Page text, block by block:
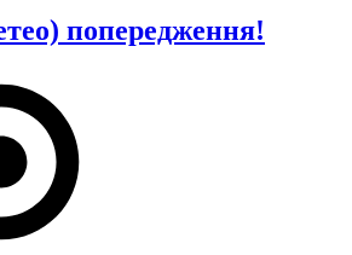
попередження!